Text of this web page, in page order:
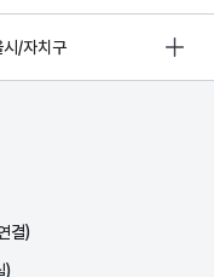
시/자치구
결)
)